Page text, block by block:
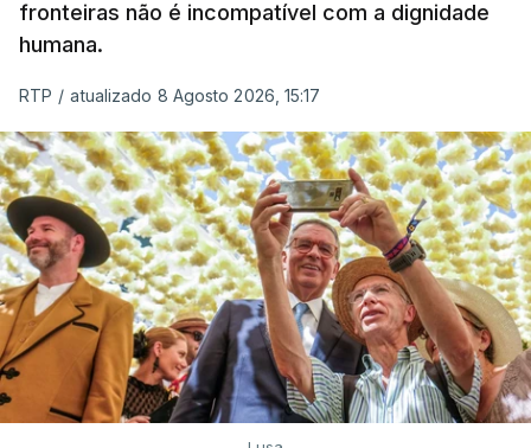
fronteiras não é incompatível com a dignidade
humana.
RTP / atualizado 8 Agosto 2026, 15:17